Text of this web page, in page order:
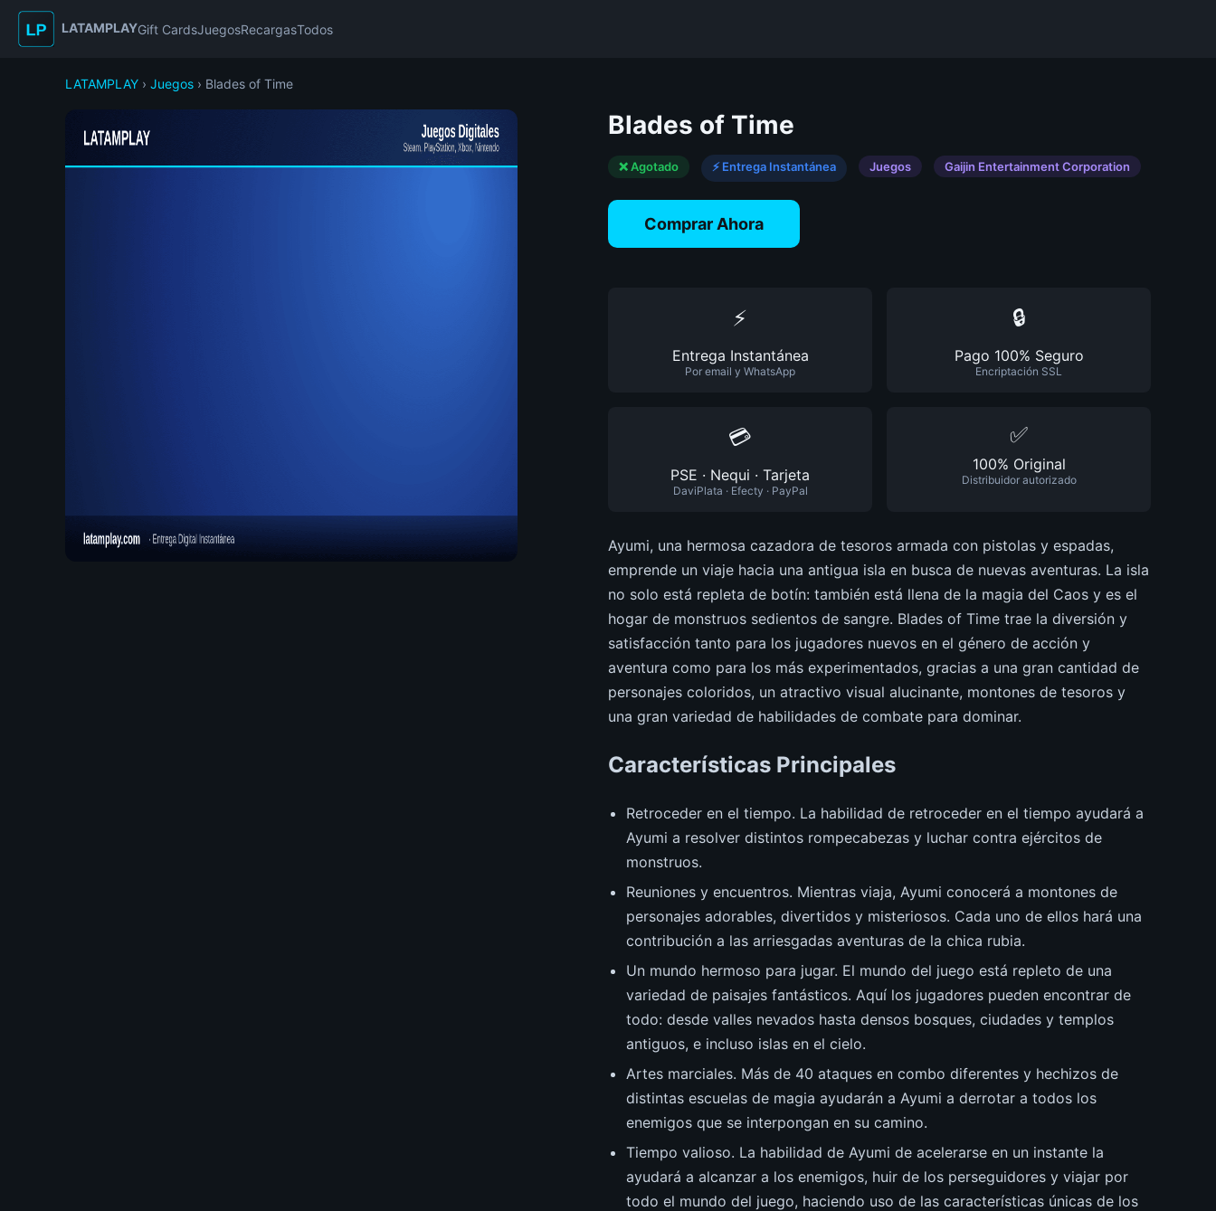
LATAMPLAYGift CardsJuegosRecargasTodos
LATAMPLAY › Juegos › Blades of Time
Blades of Time
❌ Agotado ⚡ Entrega Instantánea Juegos Gaijin Entertainment Corporation
Comprar Ahora
⚡
Entrega Instantánea
Por email y WhatsApp
🔒
Pago 100% Seguro
Encriptación SSL
💳
PSE · Nequi · Tarjeta
DaviPlata · Efecty · PayPal
✅
100% Original
Distribuidor autorizado
Ayumi, una hermosa cazadora de tesoros armada con pistolas y espadas,
emprende un viaje hacia una antigua isla en busca de nuevas aventuras. La isla
no solo está repleta de botín: también está llena de la magia del Caos y es el
hogar de monstruos sedientos de sangre. Blades of Time trae la diversión y
satisfacción tanto para los jugadores nuevos en el género de acción y
aventura como para los más experimentados, gracias a una gran cantidad de
personajes coloridos, un atractivo visual alucinante, montones de tesoros y
una gran variedad de habilidades de combate para dominar.
Características Principales
Retroceder en el tiempo. La habilidad de retroceder en el tiempo ayudará a
Ayumi a resolver distintos rompecabezas y luchar contra ejércitos de
monstruos.
Reuniones y encuentros. Mientras viaja, Ayumi conocerá a montones de
personajes adorables, divertidos y misteriosos. Cada uno de ellos hará una
contribución a las arriesgadas aventuras de la chica rubia.
Un mundo hermoso para jugar. El mundo del juego está repleto de una
variedad de paisajes fantásticos. Aquí los jugadores pueden encontrar de
todo: desde valles nevados hasta densos bosques, ciudades y templos
antiguos, e incluso islas en el cielo.
Artes marciales. Más de 40 ataques en combo diferentes y hechizos de
distintas escuelas de magia ayudarán a Ayumi a derrotar a todos los
enemigos que se interpongan en su camino.
Tiempo valioso. La habilidad de Ayumi de acelerarse en un instante la
ayudará a alcanzar a los enemigos, huir de los perseguidores y viajar por
todo el mundo del juego, haciendo uso de las características únicas de los